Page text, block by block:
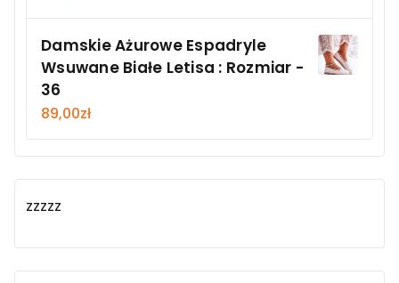
Damskie Ażurowe Espadryle
Wsuwane Białe Letisa : Rozmiar -
36
89,00zł
zzzzz